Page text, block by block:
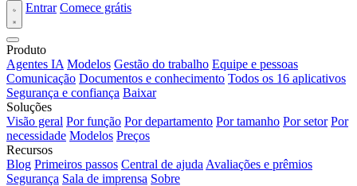
Entrar Comece grátis
Produto
Agentes IA Modelos Gestão do trabalho Equipe e pessoas
Comunicação Documentos e conhecimento Todos os 16 aplicativos
Segurança e confiança Baixar
Soluções
Visão geral Por função Por departamento Por tamanho Por setor Por
necessidade Modelos Preços
Recursos
Blog Primeiros passos Central de ajuda Avaliações e prêmios
Segurança Sala de imprensa Sobre